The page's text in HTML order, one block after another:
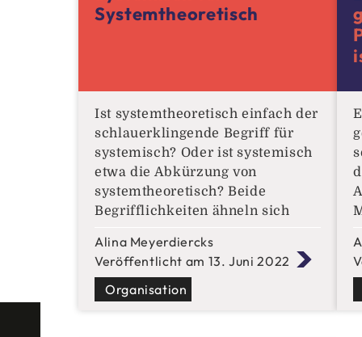
Systemtheoretisch
Ist systemtheoretisch einfach der
schlauerklingende Begriff für
systemisch? Oder ist systemisch
etwa die Abkürzung von
systemtheoretisch? Beide
Begrifflichkeiten ähneln sich
weshalb sie im allgemeinen
Sprachgebrauch teilweise
synonym benutzt werden.
Alina Meyerdiercks
Veröffentlicht am 13. Juni 2022
Organisation